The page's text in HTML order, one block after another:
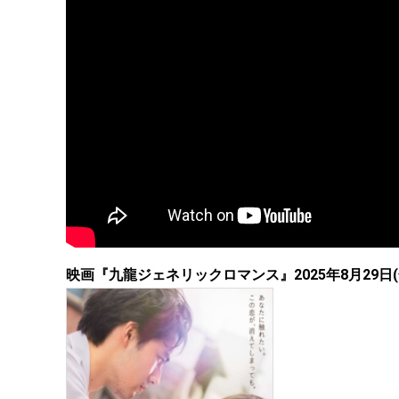
映画『九龍ジェネリックロマンス』2025年8月29日